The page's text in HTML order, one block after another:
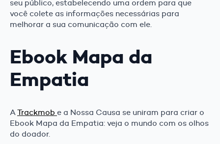
seu público, estabelecendo uma ordem para que
você colete as informações necessárias para
melhorar a sua comunicação com ele.
Ebook Mapa da
Empatia
A Trackmob e a Nossa Causa se uniram para criar o
Ebook Mapa da Empatia: veja o mundo com os olhos
do doador.